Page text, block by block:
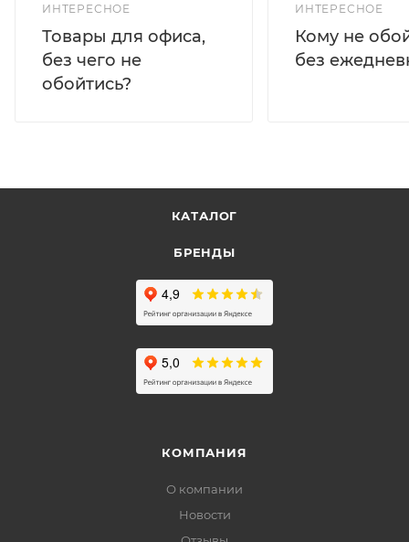
ИНТЕРЕСНОЕ
Товары для офиса,
без чего не
обойтись?
ИНТЕРЕСНОЕ
Кому не
без
КАТАЛОГ
БРЕНДЫ
КОМПАНИЯ
О компании
Новости